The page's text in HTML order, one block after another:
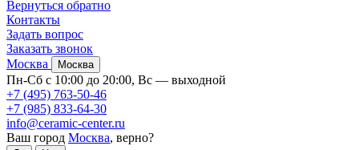
Вернуться обратно
Контакты
Задать вопрос
Заказать звонок
Москва
Москва
Пн-Сб с 10:00 до 20:00, Вс — выходной
+7 (495) 763-50-46
+7 (985) 833-64-30
info@ceramic-center.ru
Ваш город Москва, верно?